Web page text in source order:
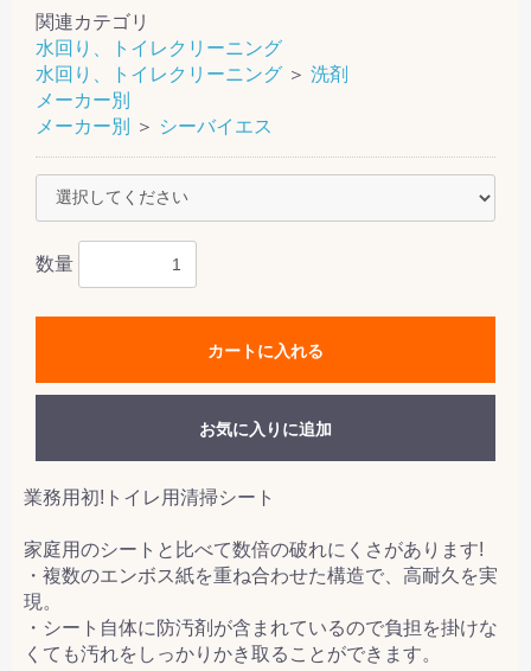
関連カテゴリ
水回り、トイレクリーニング
水回り、トイレクリーニング ＞ 洗剤
メーカー別
メーカー別
＞ シーバイエス
数量
カートに入れる
お気に入りに追加
業務用初!トイレ用清掃シート
家庭用のシートと比べて数倍の破れにくさがあります!
・複数のエンボス紙を重ね合わせた構造で、高耐久を実
現。
・シート自体に防汚剤が含まれているので負担を掛けな
くても汚れをしっかりかき取ることができます。